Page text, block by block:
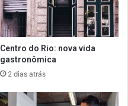
Centro do Rio: nova vida
gastronômica
2 dias atrás